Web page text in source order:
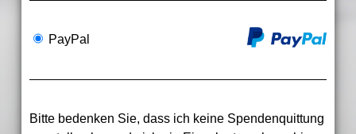
PayPal
Bitte bedenken Sie, dass ich keine Spendenquittung